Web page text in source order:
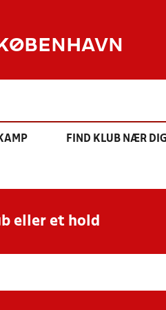
FIND KLUB NÆR DIG
eller et hold